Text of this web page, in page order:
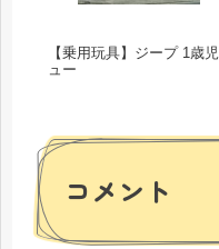
【乗用玩具】ジープ 1歳
ュー
コメント